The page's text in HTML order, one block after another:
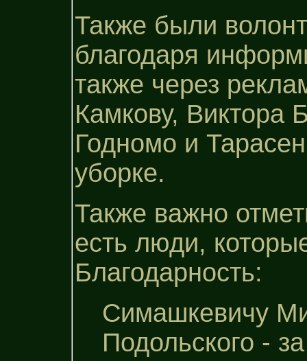
Также были
благодаря
также через
Камкову, Виктора
Годномо и
уборке.
Также важно
есть люди,
Благодарность:
Симашкевичу
Подольского -